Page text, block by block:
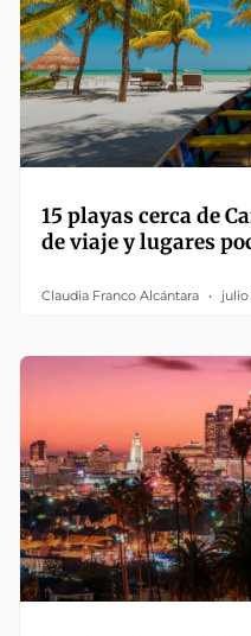
15 playas cerca de
de viaje y lugares
Claudia Franco Alcántara julio